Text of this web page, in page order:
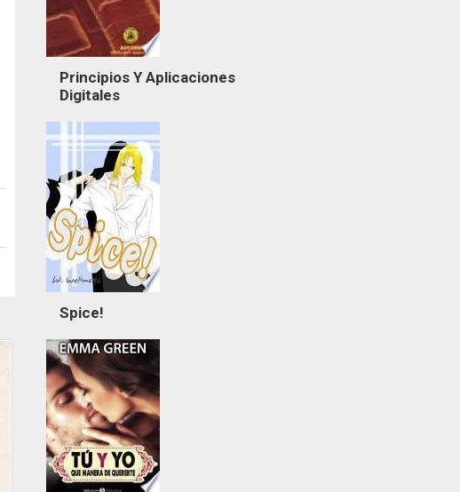
Principios Y Aplicaciones
Digitales
Spice!